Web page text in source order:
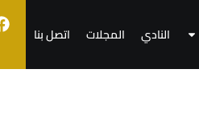
النادي المجلات اتصل بنا